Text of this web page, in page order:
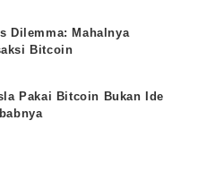
Dilemma: Mahalnya
Bitcoin
Pakai Bitcoin Bukan Ide